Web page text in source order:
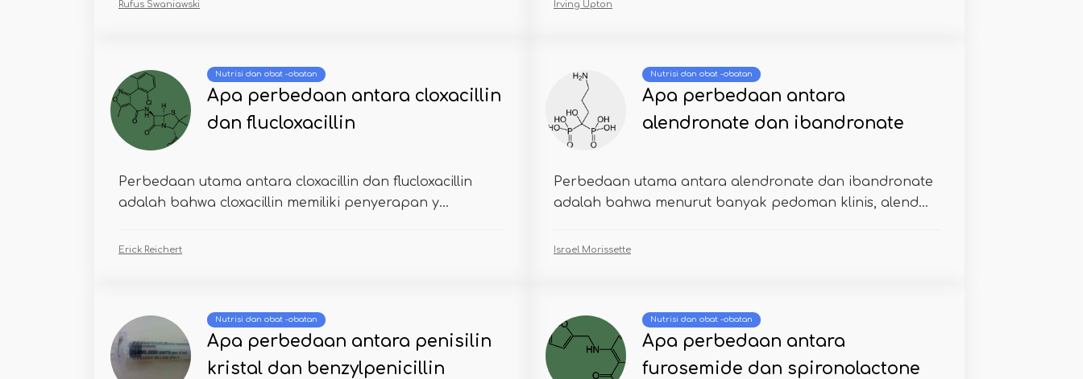
Rufus Swaniawski Irving Upton
Nutrisi dan obat -obatan
Apa perbedaan antara cloxacillin
dan flucloxacillin
Perbedaan utama antara cloxacillin dan flucloxacillin
adalah bahwa cloxacillin memiliki penyerapan y...
Erick Reichert
Nutrisi dan obat -obatan
Apa perbedaan antara
alendronate dan ibandronate
Perbedaan utama antara alendronate dan ibandronate
adalah bahwa menurut banyak pedoman klinis, alend...
Israel Morissette
Nutrisi dan obat -obatan
Apa perbedaan antara penisilin
kristal dan benzylpenicillin
Nutrisi dan obat -obatan
Apa perbedaan antara
furosemide dan spironolactone